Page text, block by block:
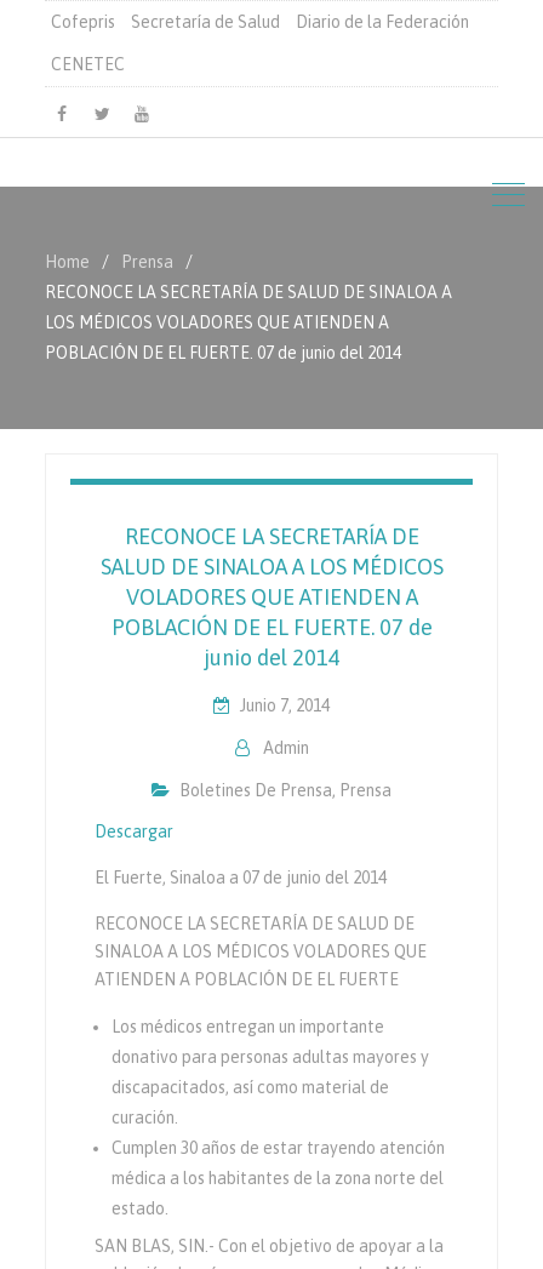
Cofepris Secretaría de Salud Diario de la Federación
CENETEC
Facebook
TwitterYoutube
Home
Prensa
RECONOCE LA SECRETARÍA DE SALUD DE SINALOA A
LOS MÉDICOS VOLADORES QUE ATIENDEN A
POBLACIÓN DE EL FUERTE. 07 de junio del 2014
RECONOCE LA SECRETARÍA DE
SALUD DE SINALOA A LOS MÉDICOS
VOLADORES QUE ATIENDEN A
POBLACIÓN DE EL FUERTE. 07 de
junio del 2014
Junio 7, 2014
Admin
Boletines De Prensa, Prensa
Descargar
El Fuerte, Sinaloa a 07 de junio del 2014
RECONOCE LA SECRETARÍA DE SALUD DE
SINALOA A LOS MÉDICOS VOLADORES QUE
ATIENDEN A POBLACIÓN DE EL FUERTE
Los médicos entregan un importante
donativo para personas adultas mayores y
discapacitados, así como material de
curación.
Cumplen 30 años de estar trayendo atención
médica a los habitantes de la zona norte del
estado.
SAN BLAS, SIN.- Con el objetivo de apoyar a la